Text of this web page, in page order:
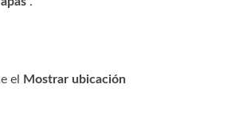
el
Mostrar ubicación